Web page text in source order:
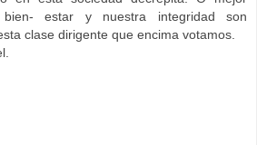
bien- estar y nuestra integridad son
clase dirigente que encima votamos.